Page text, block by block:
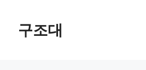
구조대